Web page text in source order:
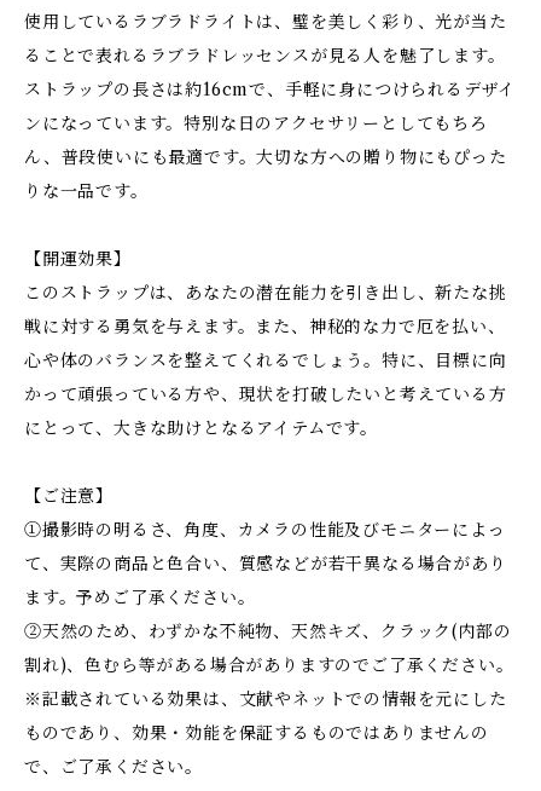
使用しているラブラドライトは、璧を美しく彩り、光が当た
ることで表れるラブラドレッセンスが見る人を魅了します。
ストラップの長さは約16cmで、手軽に身につけられるデザイ
ンになっています。特別な日のアクセサリーとしてもちろ
ん、普段使いにも最適です。大切な方への贈り物にもぴった
りな一品です。
【開運効果】
このストラップは、あなたの潜在能力を引き出し、新たな挑
戦に対する勇気を与えます。また、神秘的な力で厄を払い、
心や体のバランスを整えてくれるでしょう。特に、目標に向
かって頑張っている方や、現状を打破したいと考えている方
にとって、大きな助けとなるアイテムです。
【ご注意】
①撮影時の明るさ、角度、カメラの性能及びモニターによっ
て、実際の商品と色合い、質感などが若干異なる場合があり
ます。予めご了承ください。
②天然のため、わずかな不純物、天然キズ、クラック(内部の
割れ)、色むら等がある場合がありますのでご了承ください。
※記載されている効果は、文献やネットでの情報を元にした
ものであり、効果・効能を保証するものではありませんの
で、ご了承ください。